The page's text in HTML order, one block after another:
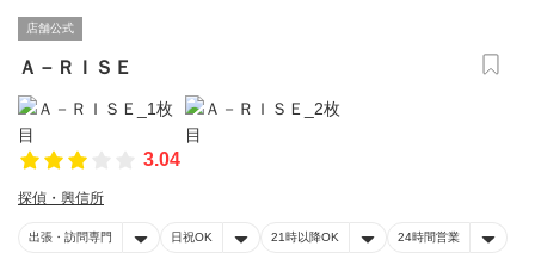
店舗公式
Ａ－ＲＩＳＥ
3.04
探偵・興信所
出張・訪問専門 日祝OK 21時以降OK 24時間営業